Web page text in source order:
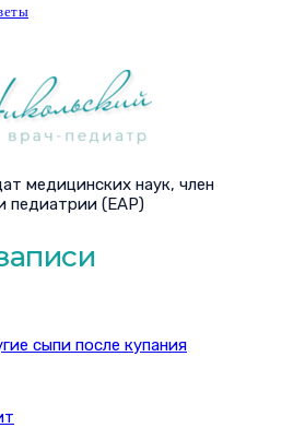
медицинских наук, член
педиатрии (EAP)
сыпи после купания